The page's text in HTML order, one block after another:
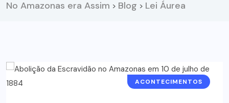
No Amazonas era Assim > Blog > Lei Áurea
ACONTECIMENTOS